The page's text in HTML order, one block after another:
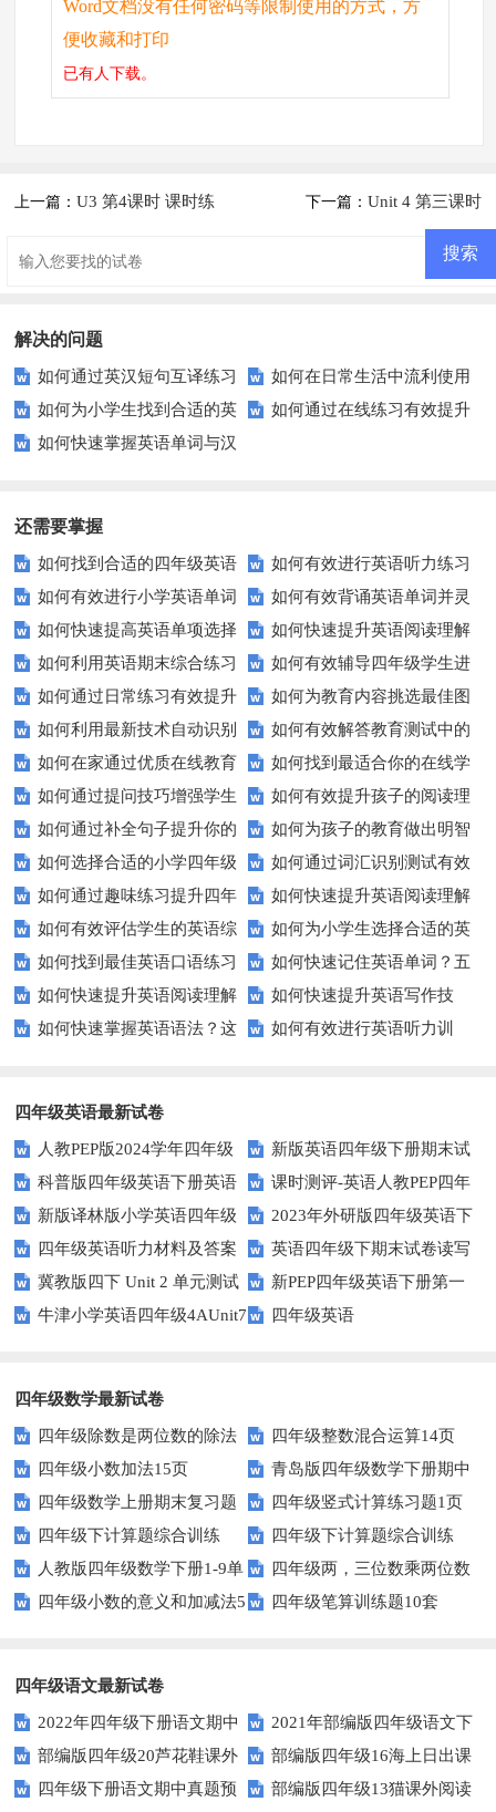
Word文档没有任何密码等限制使用的方式，方
便收藏和打印
已有人下载。
上一篇：U3 第4课时 课时练 下一篇： Unit 4 第三课时
解决的问题
如何通过英汉短句互译练习
提高语言技能？
如何在日常生活中流利使用
英语？这些表达让你事半功倍！
如何为小学生找到合适的英
语综合测试题？
如何通过在线练习有效提升
如何快速掌握英语单词与汉
还需要掌握
如何找到合适的四年级英语
期末测试卷来提高孩子的成绩？
如何有效进行英语听力练习
以快速提升？
如何有效进行小学英语单词
与短语的默写练习？家长和老师
必看！
如何有效背诵英语单词并灵
活运用？
如何快速提高英语单项选择
题的得分？
如何快速提升英语阅读理解
能力？这些技巧你必须知道！
如何利用英语期末综合练习
卷高效备考？
如何有效辅导四年级学生进
行英语学习？这里有你需要的所
有资源！
如何通过日常练习有效提升
英语听力？
如何为教育内容挑选最佳图
片？这些建议让你的文章脱颖而
出！
如何利用最新技术自动识别
图片内容？
如何有效解答教育测试中的
排序题？[疑问式标题]
如何在家通过优质在线教育
资源提升自我？
如何找到最适合你的在线学
习平台？这里有你需要知道的一
切！
如何通过提问技巧增强学生
的课堂互动？
如何有效提升孩子的阅读理
解能力？这里有秘诀！
如何通过补全句子提升你的
写作技巧？
如何为孩子的教育做出明智
的选择？——一份全面指南
如何选择合适的小学四年级
英语听力练习？
如何通过词汇识别测试有效
提升英语词汇量？
如何通过趣味练习提升四年
级学生的英语句子结构？
如何快速提升英语阅读理解
能力？这些技巧助你一臂之力！
如何有效评估学生的英语综
合能力？这些测评方法要知道！
如何为小学生选择合适的英
语听力测试工具？
如何找到最佳英语口语练习
方法？这些建议让你事半功倍！
如何快速记住英语单词？五
种实用记忆法帮你解决难题
如何快速提升英语阅读理解
能力？这些技巧你必须知道！
如何快速提升英语写作技
能？这5个技巧你必须知道！
如何快速掌握英语语法？这
如何有效进行英语听力训
四年级英语最新试卷
人教PEP版2024学年四年级
英语下册期末测试卷
新版英语四年级下册期末试
卷
科普版四年级英语下册英语
Lesson1测试题及答案
课时测评-英语人教PEP四年
级上册 unit3 What would you
like-PartB练习及答案 (3)
新版译林版小学英语四年级
下册试卷Unit1-Unit2单元测试题
2023年外研版四年级英语下
册期中检测试题
四年级英语听力材料及答案
英语四年级下期末试卷读写
部分答案
冀教版四下 Unit 2 单元测试
新PEP四年级英语下册第一
单元测试题
牛津小学英语四年级4AUnit7
四年级英语
四年级数学最新试卷
四年级除数是两位数的除法
11页
四年级整数混合运算14页
四年级小数加法15页
青岛版四年级数学下册期中
测试题及答案
四年级数学上册期末复习题
及详细答案(5套)
四年级竖式计算练习题1页
（无答案）
四年级下计算题综合训练
（师版）
四年级下计算题综合训练
（学生版）
人教版四年级数学下册1-9单
元试题(含期中及3套期末)
四年级两，三位数乘两位数
22页
四年级小数的意义和加减法5
四年级笔算训练题10套
四年级语文最新试卷
2022年四年级下册语文期中
素养评价卷（含答案）
2021年部编版四年级语文下
册句子专项练习题及答案
部编版四年级20芦花鞋课外
阅读练习题及答案
部编版四年级16海上日出课
外阅读练习题及答案
四年级下册语文期中真题预 部编版四年级13猫课外阅读